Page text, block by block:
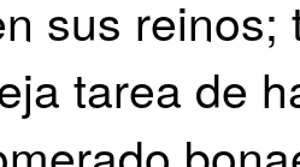
sus
tarea de